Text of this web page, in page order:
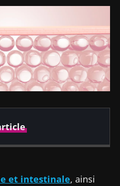
et intestinale, ainsi